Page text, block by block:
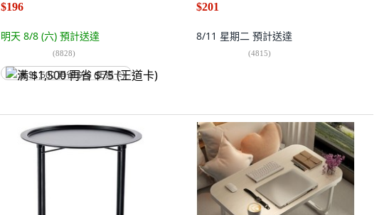
$196
明天 8/8 (六) 預計送達
(8828)
满 $1,500 再省 $75 (王道卡)
$201
8/11 星期二 預計送達
(4815)